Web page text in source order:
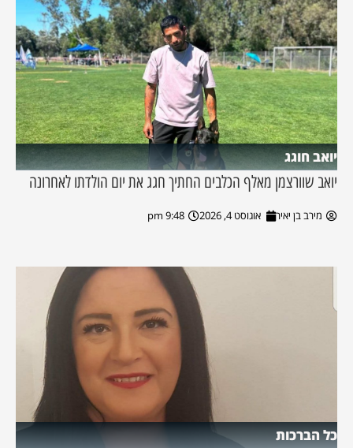
יואב חוגג
יואב שוורצמן מאלף הכלבים החתיך חגג את יום הולדתו לאחרונה
מירב בן יאיר אוגוסט 4, 2026 9:48 pm
כל הברכות